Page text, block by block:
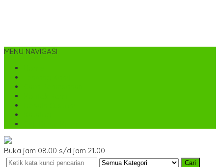
MENU NAVIGASI
Buka jam 08.00 s/d jam 21.00
Cari